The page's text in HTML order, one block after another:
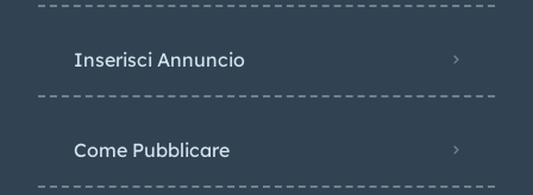
Inserisci Annuncio
Come Pubblicare